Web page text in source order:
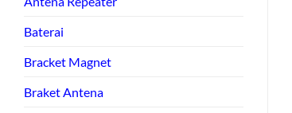
Baterai
Bracket Magnet
Braket Antena